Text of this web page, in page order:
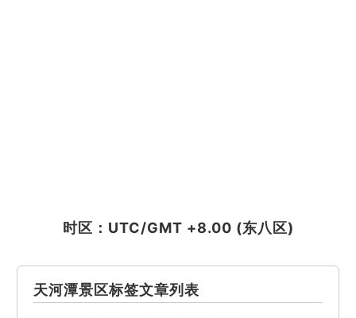
时区：UTC/GMT +8.00 (东八区)
天河潭景区标签文章列表